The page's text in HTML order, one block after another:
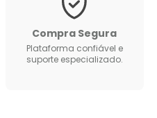
Compra Segura
Plataforma confiável e
suporte especializado.